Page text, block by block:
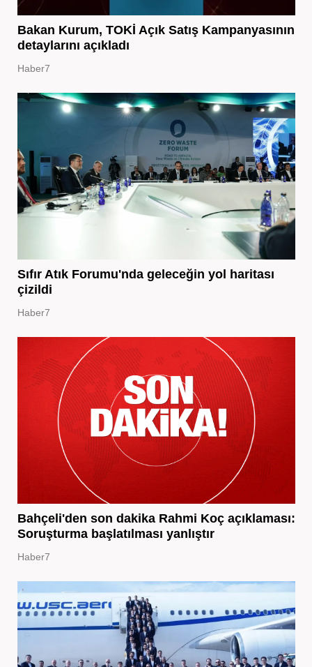
Bakan Kurum, TOKİ Açık Satış Kampanyasının
detaylarını açıkladı
Haber7
Sıfır Atık Forumu'nda geleceğin yol haritası
çizildi
Haber7
Bahçeli'den son dakika Rahmi Koç açıklaması:
Soruşturma başlatılması yanlıştır
Haber7